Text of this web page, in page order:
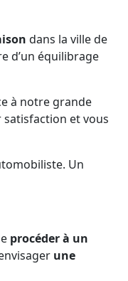
dans la ville de
d’un équilibrage
à notre grande
satisfaction et vous
Un
procéder à un
une